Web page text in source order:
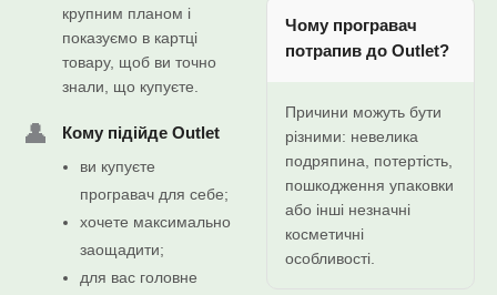
крупним планом і
показуємо в картці
товару, щоб ви точно
знали, що купуєте.
👤
Кому підійде Outlet
ви купуєте
програвач для себе;
хочете максимально
заощадити;
для вас головне
Чому програвач
потрапив до Outlet?
Причини можуть бути
різними: невелика
подряпина, потертість,
пошкодження упаковки
або інші незначні
косметичні
особливості.